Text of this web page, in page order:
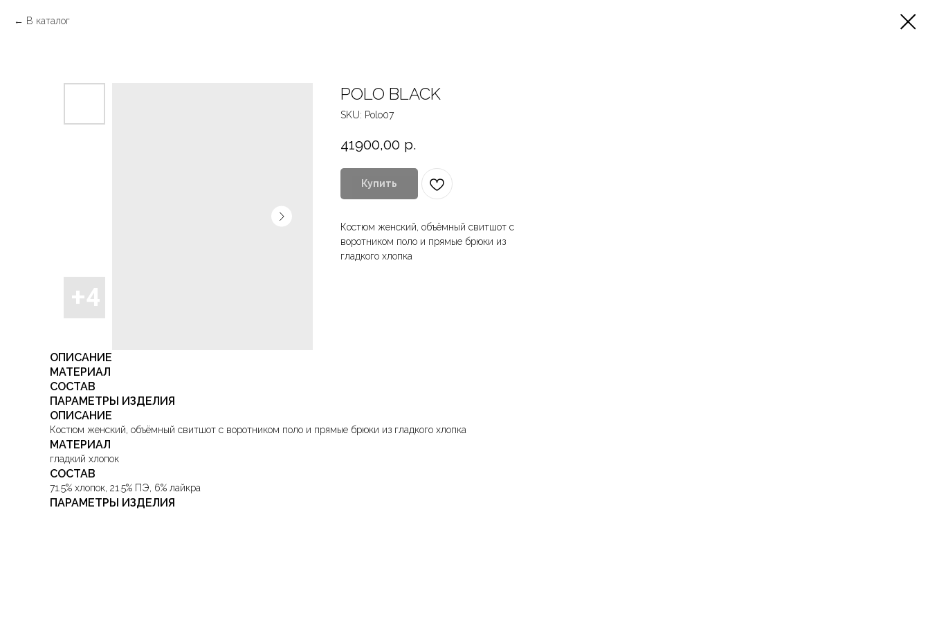
В каталог
POLO BLACK
SKU: Polo07
41900,00 р.
Купить
Костюм женский, объёмный свитшот с
воротником поло и прямые брюки из
гладкого хлопка
ОПИСАНИЕ
МАТЕРИАЛ
СОСТАВ
ПАРАМЕТРЫ ИЗДЕЛИЯ
ОПИСАНИЕ
Костюм женский, объёмный свитшот с воротником поло и прямые брюки из гладкого хлопка
МАТЕРИАЛ
гладкий хлопок
СОСТАВ
71.5% хлопок, 21.5% ПЭ, 6% лайкра
ПАРАМЕТРЫ ИЗДЕЛИЯ